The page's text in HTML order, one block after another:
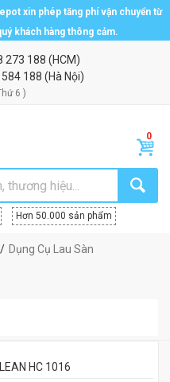
xin phép tăng phí vận chuyển từ
khách hàng thông cảm.
273 188 (HCM)
188 (Hà Nội)
6 )
Hơn 50.000 sản phẩm
Dụng Cụ Lau Sàn
HC 1016